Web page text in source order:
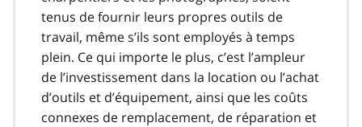
tenus de fournir leurs propres outils de
travail, même s’ils sont employés à temps
plein. Ce qui importe le plus, c’est l’ampleur
de l’investissement dans la location ou l’achat
d’outils et d’équipement, ainsi que les coûts
connexes de remplacement, de réparation et